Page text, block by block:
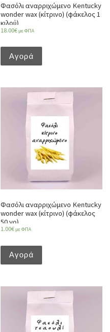
Φασόλι αναρριχώμενο Kentucky
wonder wax (κίτρινο) (φάκελος 1
κιλού)
18.00€ με ΦΠΑ
Αγορά
Φασόλι αναρριχώμενο Kentucky
wonder wax (κίτρινο) (φάκελος
50 γρ)
1.00€ με ΦΠΑ
Αγορά